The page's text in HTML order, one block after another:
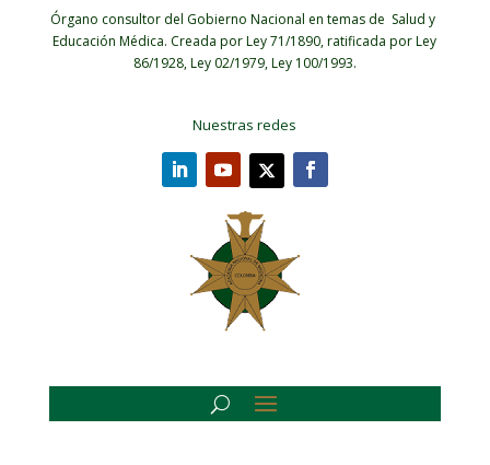
Órgano consultor del Gobierno Nacional en temas de Salud y
Educación Médica. Creada por Ley 71/1890, ratificada por Ley
86/1928, Ley 02/1979, Ley 100/1993.
Nuestras redes